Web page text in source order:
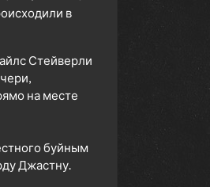
в
Стейверли
на месте
буйным
Джастну.